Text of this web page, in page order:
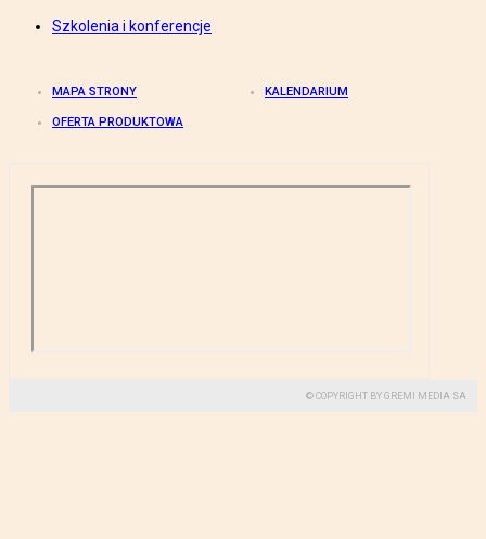
Szkolenia i konferencje
MAPA STRONY KALENDARIUM
OFERTA PRODUKTOWA
© COPYRIGHT BY GREMI MEDIA SA